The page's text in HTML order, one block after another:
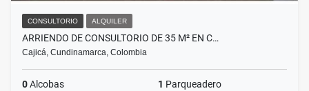
CONSULTORIO ALQUILER
ARRIENDO DE CONSULTORIO DE 35 M² EN C…
Cajicá, Cundinamarca, Colombia
0Alcobas 1 Parqueadero